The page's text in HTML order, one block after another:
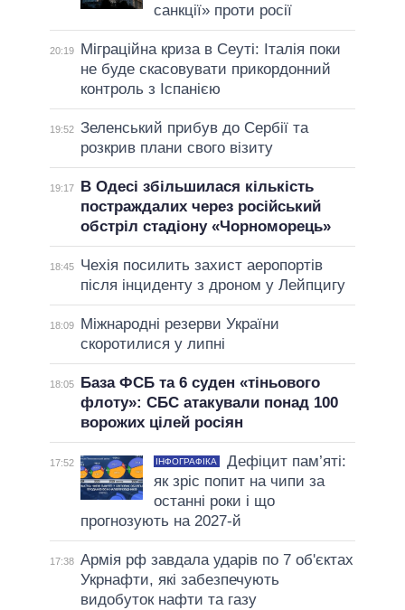
санкції» проти росії
20:19
Міграційна криза в Сеуті: Італія поки
не буде скасовувати прикордонний
контроль з Іспанією
19:52 Зеленський прибув до Сербії та
розкрив плани свого візиту
19:17
В Одесі збільшилася кількість
постраждалих через російський
обстріл стадіону «Чорноморець»
18:45
Чехія посилить захист аеропортів
після інциденту з дроном у Лейпцигу
18:09
Міжнародні резерви України
скоротилися у липні
18:05
База ФСБ та 6 суден «тіньового
флоту»: СБС атакували понад 100
ворожих цілей росіян
17:52 ІНФОГРАФІКА
Дефіцит пам’яті:
як зріс попит на чипи за
останні роки і що
прогнозують на 2027-й
17:38 Армія рф завдала ударів по 7 об'єктах
Укрнафти, які забезпечують
видобуток нафти та газу